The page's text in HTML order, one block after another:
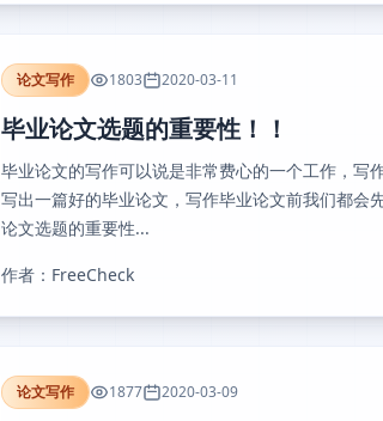
论文写作 1803 2020-03-11
毕业论文选题的重要性！！
毕业论文的写作可以说是非常费心的一个工作，写
写出一篇好的毕业论文，写作毕业论文前我们都会
论文选题的重要性...
作者：FreeCheck
论文写作 1877 2020-03-09